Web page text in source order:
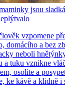
jsou
vzpomene
domácího a bez
neboli
a tuku vznikne
osolíte a
ke kávě a klidně